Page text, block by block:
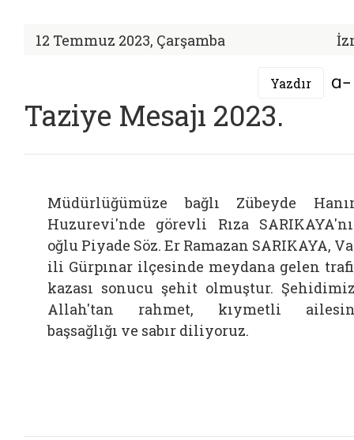
12 Temmuz 2023, Çarşamba
Yazdır
Taziye Mesajı 2023.
Müdürlüğümüze bağlı Zübeyde
Huzurevi'nde görevli Rıza
oğlu Piyade Söz. Er Ramazan SARIKAYA,
ili Gürpınar ilçesinde meydana gelen
kazası sonucu şehit olmuştur.
Allah'tan rahmet, kıymetli
başsağlığı ve sabır diliyoruz.